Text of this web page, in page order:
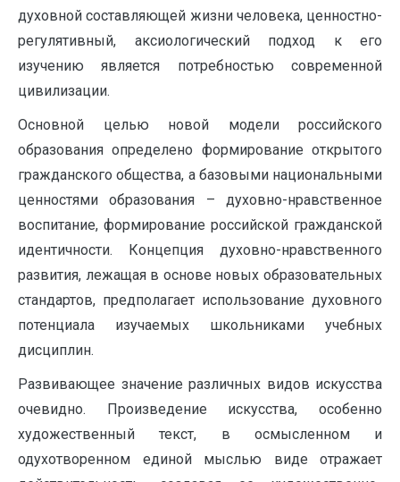
духовной составляющей жизни человека, ценностно-
регулятивный, аксиологический подход к его
изучению является потребностью современной
цивилизации.
Основной целью новой модели российского
образования определено формирование открытого
гражданского общества, а базовыми национальными
ценностями образования – духовно-нравственное
воспитание, формирование российской гражданской
идентичности. Концепция духовно-нравственного
развития, лежащая в основе новых образовательных
стандартов, предполагает использование духовного
потенциала изучаемых школьниками учебных
дисциплин.
Развивающее значение различных видов искусства
очевидно. Произведение искусства, особенно
художественный текст, в осмысленном и
одухотворенном единой мыслью виде отражает